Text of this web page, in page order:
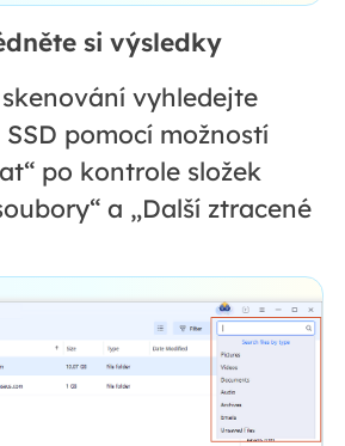
si výsledky
vyhledejte
pomocí možností
po kontrole složek
a „Další ztracené